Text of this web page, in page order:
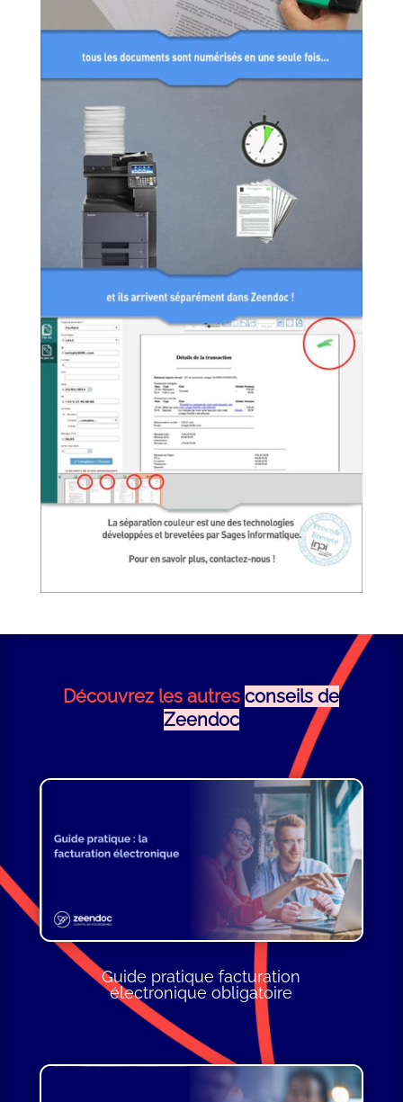
Découvrez les autresconseils de
Zeendoc
Guide pratique facturation
électronique obligatoire